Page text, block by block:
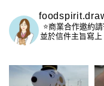
⭐️商業合作邀約
並於信件主旨寫上